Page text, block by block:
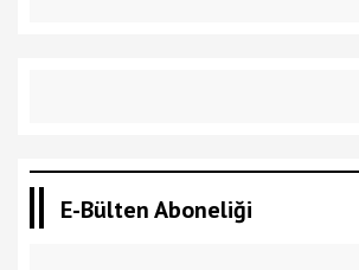
E-Bülten Aboneliği